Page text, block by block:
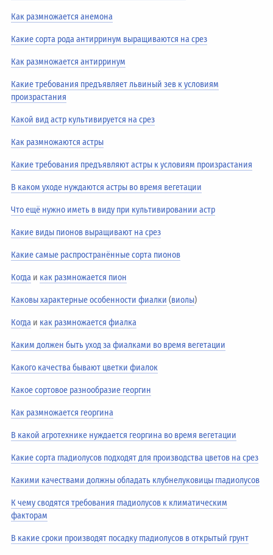
Как размножается анемона
Какие сорта рода антирринум выращиваются на срез
Как размножается антирринум
Какие требования предъявляет львиный зев к условиям
произрастания
Какой вид астр культивируется на срез
Как размножаются астры
Какие требования предъявляют астры к условиям произрастания
В каком уходе нуждаются астры во время вегетации
Что ещё нужно иметь в виду при культивировании астр
Какие виды пионов выращивают на срез
Какие самые распространённые сорта пионов
Когда и как размножается пион
Каковы характерные особенности фиалки (виолы)
Когда и как размножается фиалка
Каким должен быть уход за фиалками во время вегетации
Какого качества бывают цветки фиалок
Какое сортовое разнообразие георгин
Как размножается георгина
В какой агротехнике нуждается георгина во время вегетации
Какие сорта гладиолусов подходят для производства цветов на срез
Какими качествами должны обладать клубнелуковицы гладиолусов
К чему сводятся требования гладиолусов к климатическим
факторам
В какие сроки производят посадку гладиолусов в открытый грунт